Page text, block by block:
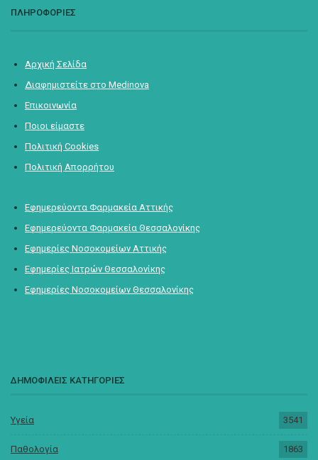
ΠΛΗΡΟΦΟΡΙΕΣ
Αρχική Σελίδα
Διαφημιστείτε στο Medinova
Επικοινωνία
Ποιοι είμαστε
Πολιτική Cookies
Πολιτική Απορρήτου
Εφημερεύοντα Φαρμακεία Αττικής
Εφημερεύοντα Φαρμακεία Θεσσαλονίκης
Εφημερίες Νοσοκομείων Αττικής
Εφημερίες Ιατρών Θεσσαλονίκης
Εφημερίες Νοσοκομείων Θεσσαλονίκης
ΔΗΜΟΦΙΛΕΙΣ ΚΑΤΗΓΟΡΙΕΣ
Υγεία 3541
Παθολογία 1863